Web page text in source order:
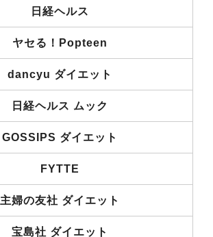
日経ヘルス
ヤセる！Popteen
dancyu ダイエット
日経ヘルス ムック
GOSSIPS ダイエット
FYTTE
主婦の友社 ダイエット
宝島社 ダイエット